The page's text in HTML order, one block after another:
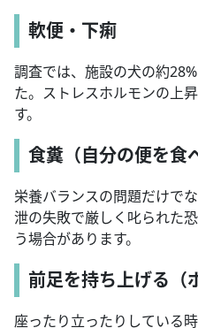
軟便・下痢
調査では、施設の犬の約
た。ストレスホルモンの上
す。
食糞（自分の便を食
栄養バランスの問題だけで
泄の失敗で厳しく叱られた
う場合があります。
前足を持ち上げる（
座ったり立ったりしている